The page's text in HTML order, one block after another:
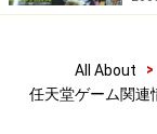
All About >
任天堂ゲーム関連